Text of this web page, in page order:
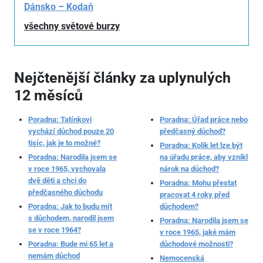
Dánsko – Kodaň
všechny světové burzy
Nejčtenější články za uplynulých
12 měsíců
Poradna: Tatínkovi
vychází důchod pouze 20
tisíc, jak je to možné?
Poradna: Narodila jsem se
v roce 1965, vychovala
dvě děti a chci do
předčasného důchodu
Poradna: Jak to budu mít
s důchodem, narodil jsem
se v roce 1964?
Poradna: Bude mi 65 let a
nemám důchod
Poradna: Úřad práce nebo
předčasný důchod?
Poradna: Kolik let lze být
na úřadu práce, aby vznikl
nárok na důchod?
Poradna: Mohu přestat
pracovat 4 roky před
důchodem?
Poradna: Narodila jsem se
v roce 1965, jaké mám
důchodové možnosti?
Nemocenská